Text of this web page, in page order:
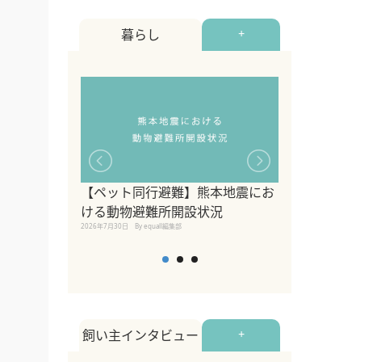
暮らし +
【ペット同行避難】熊本地震にお
ける動物避難所開設状況
2026年7月30日 By equall編集部
飼い主インタビュー +